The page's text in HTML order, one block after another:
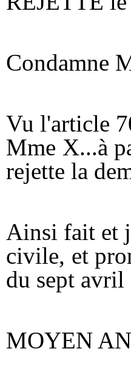
Condamne
Vu l'article
Mme X...à
rejette la
Ainsi fait et
civile, et
du sept
MOYEN